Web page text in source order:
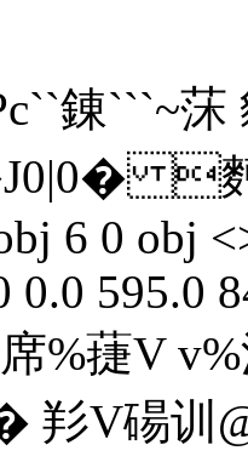
錬```~莯
麪f
6 0 obj
0.0 595.0
%蓵V
羏V碭训